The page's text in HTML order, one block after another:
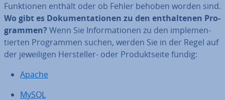
Funk­tio­nen enthält oder ob Fehler behoben worden sind.
Wo gibt es Do­ku­men­ta­tio­nen zu den ent­hal­te­nen Pro­
gram­men? Wenn Sie In­for­ma­tio­nen zu den im­ple­men­
tier­ten Pro­gram­men suchen, werden Sie in der Regel auf
der je­wei­li­gen Her­stel­ler- oder Pro­dukt­sei­te fündig:
Apache
MySQL